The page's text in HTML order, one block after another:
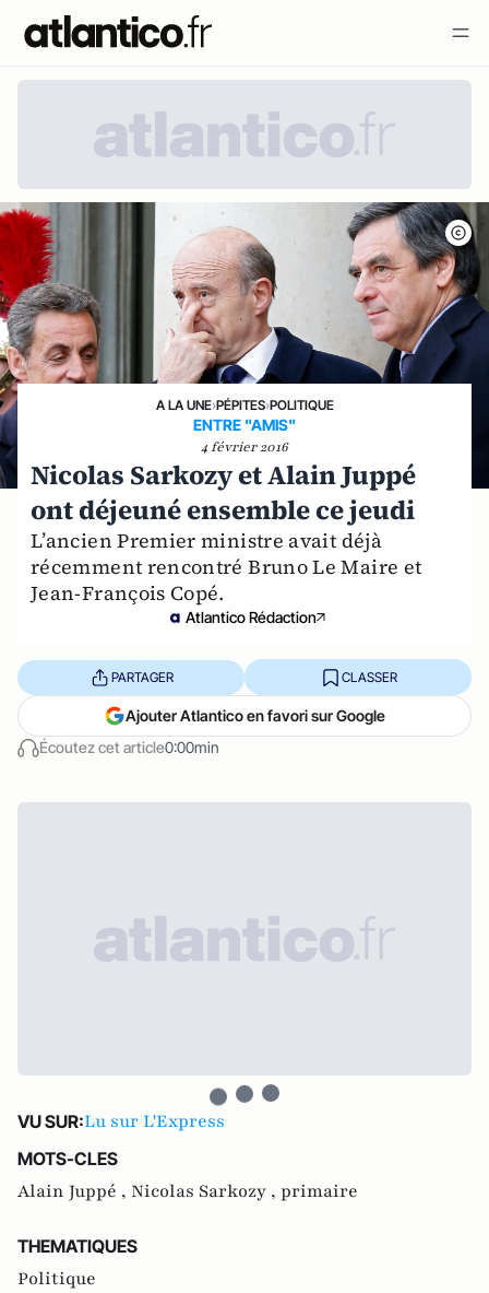
A LA UNE›PÉPITES›POLITIQUE
ENTRE "AMIS"
4 février 2016
Nicolas Sarkozy et Alain Juppé
ont déjeuné ensemble ce jeudi
L’ancien Premier ministre avait déjà
récemment rencontré Bruno Le Maire et
Jean-François Copé.
Atlantico Rédaction
Écoutez cet article0:00min
PARTAGER CLASSER
Ajouter Atlantico en favori sur Google
VU SUR:Lu sur L'Express
MOTS-CLES
Alain Juppé , Nicolas Sarkozy , primaire
THEMATIQUES
Politique